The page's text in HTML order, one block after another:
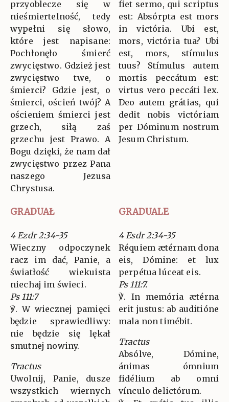
przyoblecze się w
nieśmiertelność, tedy
wypełni się słowo,
które jest napisane:
Pochłonęło śmierć
zwycięstwo. Gdzież jest
zwycięstwo twe, o
śmierci? Gdzie jest, o
śmierci, oścień twój? A
ościeniem śmierci jest
grzech, siłą zaś
grzechu jest Prawo. A
Bogu dzięki, że nam dał
zwycięstwo przez Pana
naszego Jezusa
Chrystusa.
fiet sermo, qui scriptus
est: Absórpta est mors
in victória. Ubi est,
mors, victória tua? Ubi
est, mors, stímulus
tuus? Stímulus autem
mortis peccátum est:
virtus vero peccáti lex.
Deo autem grátias, qui
dedit nobis victóriam
per Dóminum nostrum
Jesum Christum.
GRADUAŁ GRADUALE
4 Ezdr 2:34-35
Wieczny odpoczynek
racz im dać, Panie, a
światłość wiekuista
niechaj im świeci.
Ps 111:7
℣. W wiecznej pamięci
będzie sprawiedliwy:
nie będzie się lękał
smutnej nowiny.
Tractus
Uwolnij, Panie, dusze
wszystkich wiernych
4 Esdr 2:34-35
Réquiem ætérnam dona
eis, Dómine: et lux
perpétua lúceat eis.
Ps 111:7.
℣. In memória ætérna
erit justus: ab auditióne
mala non timébit.
Tractus
Absólve, Dómine,
ánimas ómnium
fidélium ab omni
vínculo delictórum.